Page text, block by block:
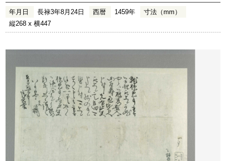
年月日 長禄3年8月24日 西暦 1459年
寸法（mm）
縦268 x 横447